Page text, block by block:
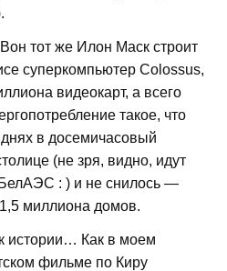
тот же Илон Маск строит
суперкомпьютер Colossus,
видеокарт, а всего
такое, что
в досемичасовый
(не зря, видно, идут
: ) и не снилось —
миллиона домов.
истории… Как в моем
фильме по Киру